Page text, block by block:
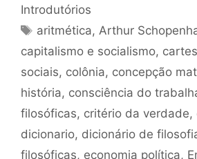
Introdutórios
Tags
aritmética,Arthur
capitalismo e socialismo,
sociais, colônia, concepção
história, consciência do
filosóficas, critério da verdade,
dicionario, dicionário de
filosóficas, economia política,